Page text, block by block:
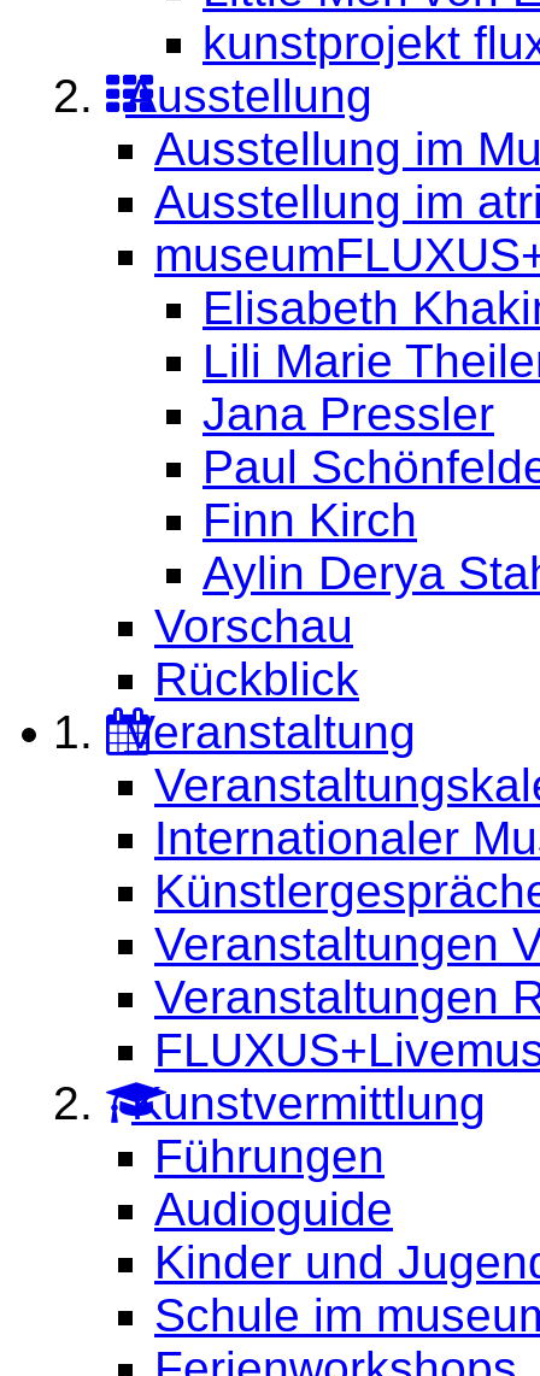
kunstprojekt
Ausstellung
Ausstellung im
Ausstellung im
Elisabeth
Lili Marie
Jana Pressler
Paul
Finn Kirch
Aylin Derya
Vorschau
Rückblick
Veranstaltung
Internationaler
Veranstaltungen
Veranstaltungen
Kunstvermittlung
Führungen
Audioguide
Kinder und
Schule im